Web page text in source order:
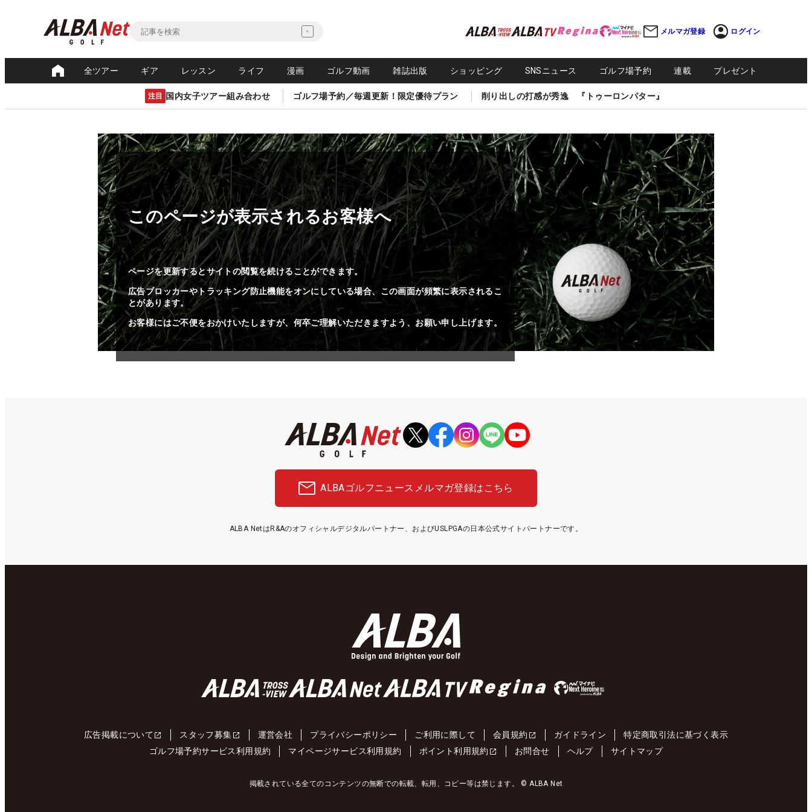
メルマガ登録 ログイン
全ツアー ギア レッスン ライフ 漫画 ゴルフ動画 雑誌出版 ショッピング SNSニュース ゴルフ場予約 連載 プレゼント
注目 国内女子ツアー組み合わせ ゴルフ場予約／毎週更新！限定優待プラン 削り出しの打感が秀逸 『トゥーロンパター』
このページが表示されるお客様へ
ページを更新するとサイトの閲覧を続けることができます。
広告ブロッカーやトラッキング防止機能をオンにしている場合、この画面が頻繁に表示されるこ
とがあります。
お客様にはご不便をおかけいたしますが、何卒ご理解いただきますよう、お願い申し上げます。
ALBAゴルフニュース メルマガ登録はこちら
ALBA NetはR&Aのオフィシャルデジタルパートナー、およびUSLPGAの日本公式サイトパートナーです。
広告掲載について スタッフ募集 運営会社 プライバシーポリシー ご利用に際して 会員規約 ガイドライン
特定商取引法に基づく表示
ゴルフ場予約サービス利用規約
マイページサービス利用規約 ポイント利用規約 お問合せ ヘルプ サイトマップ
掲載されている全てのコンテンツの無断での転載、転用、コピー等は禁じます。 © ALBA Net